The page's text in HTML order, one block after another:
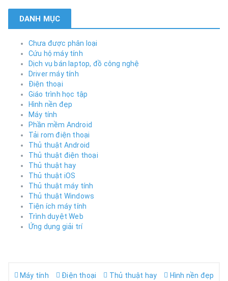
DANH MỤC
Chưa được phân loại
Cứu hộ máy tính
Dịch vụ bán laptop, đồ công nghệ
Driver máy tính
Điện thoại
Giáo trình học tập
Hình nền đẹp
Máy tính
Phần mềm Android
Tải rom điện thoại
Thủ thuật Android
Thủ thuật điện thoại
Thủ thuật hay
Thủ thuật iOS
Thủ thuật máy tính
Thủ thuật Windows
Tiện ích máy tính
Trình duyệt Web
Ứng dụng giải trí
Máy tính Điện thoại Thủ thuật hay Hình nền đẹp